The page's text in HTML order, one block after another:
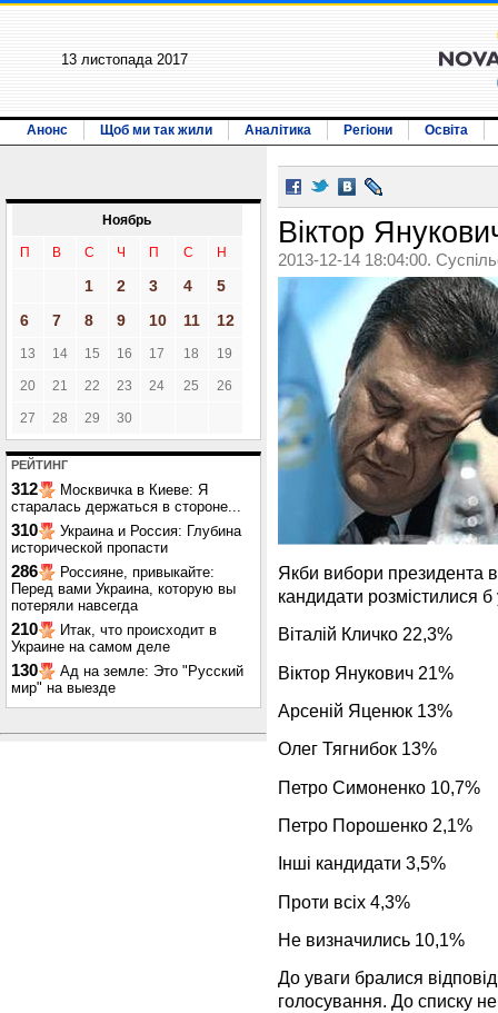
13 листопада 2017
Анонс Щоб ми так жили Аналітика Регіони Освіта
Ноябрь
П В С Ч П С Н
1 2 3 4
5
6
7 8 9 10 11 12
13 14 15 16 17 18 19
20 21 22 23 24 25 26
27 28 29 30
РЕЙТИНГ
312
Москвичка в Киеве: Я
старалась держаться в стороне...
310
Украина и Россия: Глубина
исторической пропасти
286
Россияне, привыкайте:
Перед вами Украина, которую вы
потеряли навсегда
210
Итак, что происходит в
Украине на самом деле
130
Ад на земле: Это "Русский
мир" на выезде
Віктор
2013-12-14 18:04:00.
Якби вибори президента
кандидати розмістилися
Віталій Кличко 22,3%
Віктор Янукович 21%
Арсеній Яценюк 13%
Олег Тягнибок 13%
Петро Симоненко 10,7%
Петро Порошенко 2,1%
Інші кандидати 3,5%
Проти всіх 4,3%
Не визначились 10,1%
До уваги бралися
голосування. До списку